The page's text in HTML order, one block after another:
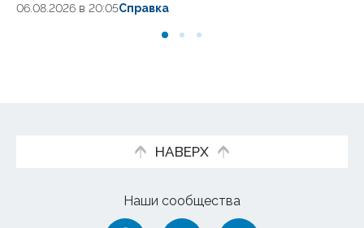
06.08.2026 в 20:05Справка
НАВЕРХ
Наши сообщества